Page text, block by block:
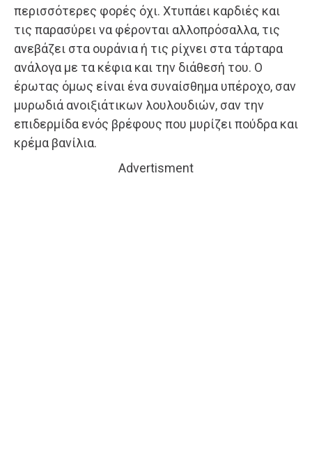
περισσότερες φορές όχι. Χτυπάει καρδιές και
τις παρασύρει να φέρονται αλλοπρόσαλλα, τις
ανεβάζει στα ουράνια ή τις ρίχνει στα τάρταρα
ανάλογα με τα κέφια και την διάθεσή του. Ο
έρωτας όμως είναι ένα συναίσθημα υπέροχο, σαν
μυρωδιά ανοιξιάτικων λουλουδιών, σαν την
επιδερμίδα ενός βρέφους που μυρίζει πούδρα και
κρέμα βανίλια.
Advertisment